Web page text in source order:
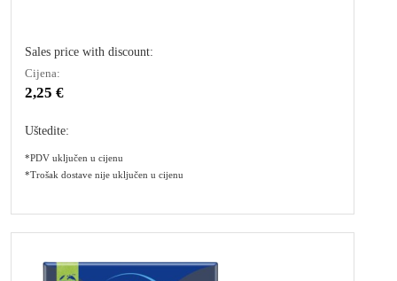
Sales price with discount:
Cijena:
2,25 €
Uštedite:
*PDV uključen u cijenu
*Trošak dostave nije uključen u cijenu